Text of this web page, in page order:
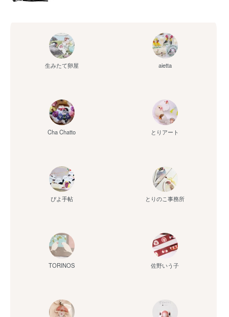
生みたて卵屋 aietta
Cha Chatto とりアート
ぴよ手帖 とりのこ事務所
TORINOS 佐野いう子